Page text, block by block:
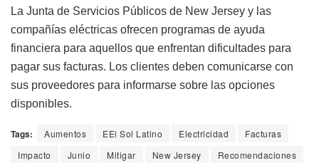
La Junta de Servicios Públicos de New Jersey y las
compañías eléctricas ofrecen programas de ayuda
financiera para aquellos que enfrentan dificultades para
pagar sus facturas. Los clientes deben comunicarse con
sus proveedores para informarse sobre las opciones
disponibles.
Tags: Aumentos EEl Sol Latino Electricidad
Facturas
Impacto
Junio Mitigar New Jersey Recomendaciones